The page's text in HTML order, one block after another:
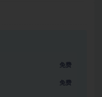
免费
免费